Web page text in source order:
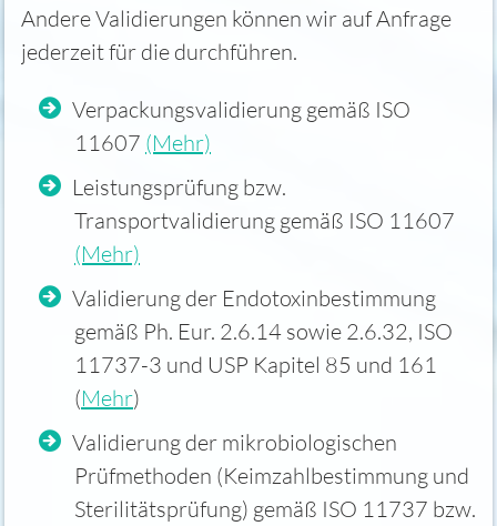
Andere Validierungen können wir auf Anfrage
jederzeit für die durchführen.
Verpackungsvalidierung gemäß ISO
11607 (Mehr)
Leistungsprüfung bzw.
Transportvalidierung gemäß ISO 11607
(Mehr)
Validierung der Endotoxinbestimmung
gemäß Ph. Eur. 2.6.14 sowie 2.6.32, ISO
11737-3 und USP Kapitel 85 und 161
(Mehr)
Validierung der mikrobiologischen
Prüfmethoden (Keimzahlbestimmung und
Sterilitätsprüfung) gemäß ISO 11737 bzw.